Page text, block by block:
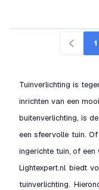
Vorige1
Tuinverlichting is
inrichten van een
buitenverlichting, is
een sfeervolle tuin.
ingerichte tuin, of
Lightexpert.nl biedt
tuinverlichting.